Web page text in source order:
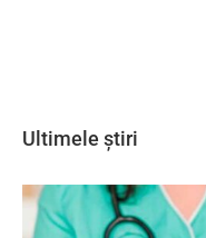
Ultimele știri